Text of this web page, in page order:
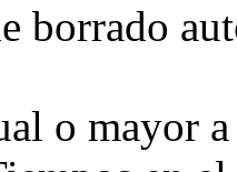
borrado
o mayor a